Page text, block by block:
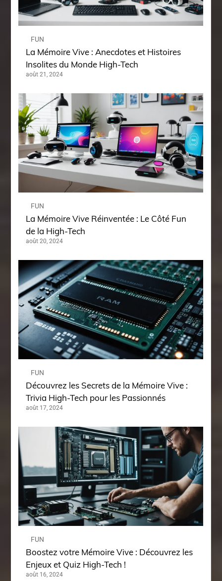
FUN
La Mémoire Vive : Anecdotes et Histoires
Insolites du Monde High-Tech
août 21, 2024
FUN
La Mémoire Vive Réinventée : Le Côté Fun
de la High-Tech
août 20, 2024
FUN
Découvrez les Secrets de la Mémoire Vive :
Trivia High-Tech pour les Passionnés
août 17, 2024
FUN
Boostez votre Mémoire Vive : Découvrez les
Enjeux et Quiz High-Tech !
août 16, 2024